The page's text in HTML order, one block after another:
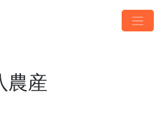
農産